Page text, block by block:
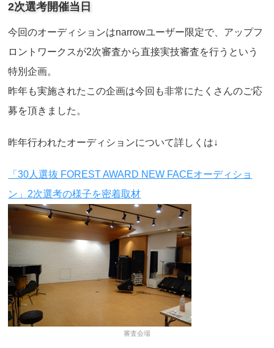
2次選考開催当日
今回のオーディションはnarrowユーザー限定で、アップフ
ロントワークスが2次審査から直接実技審査を行うという
特別企画。
昨年も実施されたこの企画は今回も非常にたくさんのご応
募を頂きました。
昨年行われたオーディションについて詳しくは↓
「30人選抜 FOREST AWARD NEW FACEオーディショ
ン」2次選考の様子を密着取材
審査会場